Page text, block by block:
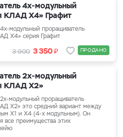
4х-модульный
КЛАД Х4» Графит
модульный проращиватель
Х4» серия Графит
3 900 3 350₽ ПРОДАНО
2х-модульный
КЛАД Х2»
модульный проращиватель
Х2» это средний вариант между
Х1 и Х4 (4-х модульным). Он
все преимущества этих